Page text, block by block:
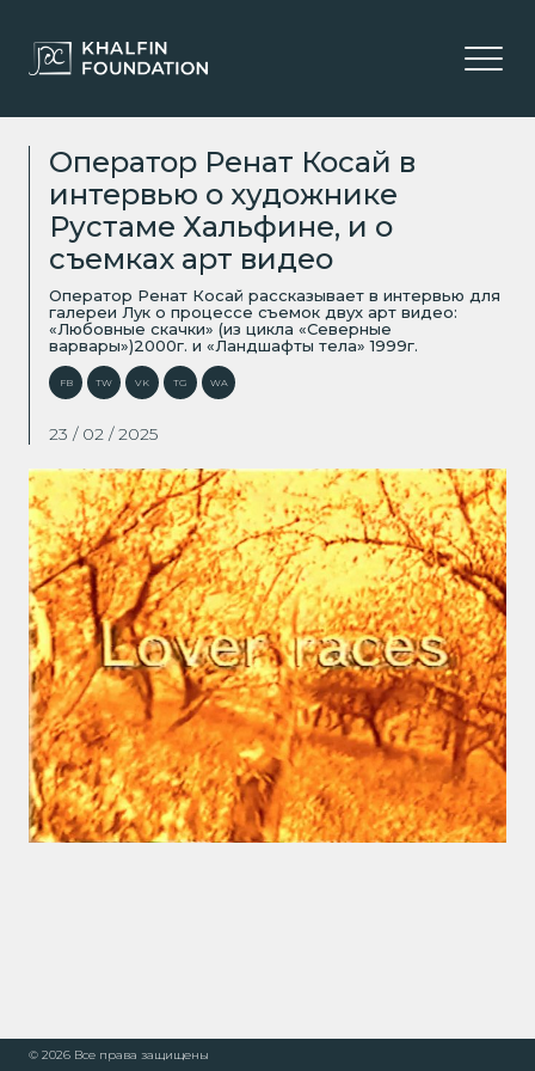
Оператор Ренат Косай в
интервью о художнике
Рустаме Хальфине, и о
съемках арт видео
Оператор Ренат Косай рассказывает в интервью для
галереи Лук о процессе съемок двух арт видео:
«Любовные скачки» (из цикла «Северные
варвары»)2000г. и «Ландшафты тела» 1999г.
FB TW VK TG WA
23 / 02 / 2025
© 2026 Все права защищены